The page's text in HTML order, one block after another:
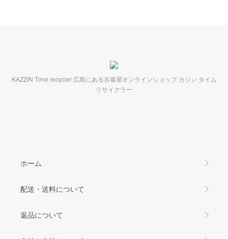
KAZZIN Time recycler 広島にある古着屋オンラインショップ カジン タイム
リサイクラー
ホーム
配送・送料について
返品について